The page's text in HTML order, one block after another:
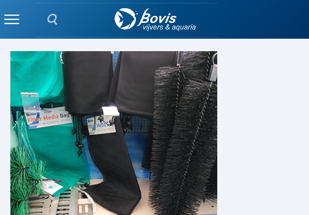
Zoeken
MenuFILTERS